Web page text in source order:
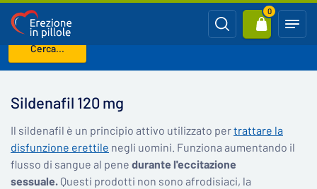
Cerca...
0
Benvenuto Sildenafil 120 mg
Sildenafil 120 mg
Il sildenafil è un principio attivo utilizzato pertrattare la
disfunzione erettile negli uomini. Funziona aumentando il
flusso di sangue al pene durante l'eccitazione
sessuale. Questi prodotti non sono afrodisiaci, la